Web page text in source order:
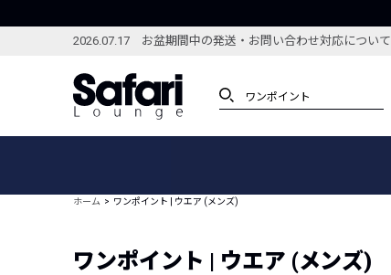
2026.07.17 お盆期間中の発送・お問い合わせ対応について
ブランドから探す
新着アイテム
コーディネート
ホーム ワンポイント | ウエア (メンズ)
ワンポイント | ウエア (メンズ)